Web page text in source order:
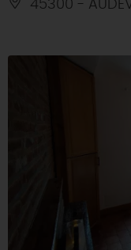
45300 -